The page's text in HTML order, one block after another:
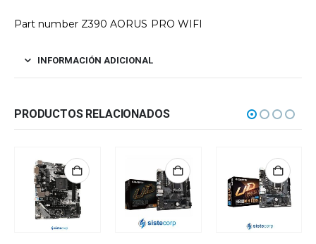
Part number Z390 AORUS PRO WIFI
INFORMACIÓN ADICIONAL
PRODUCTOS RELACIONADOS